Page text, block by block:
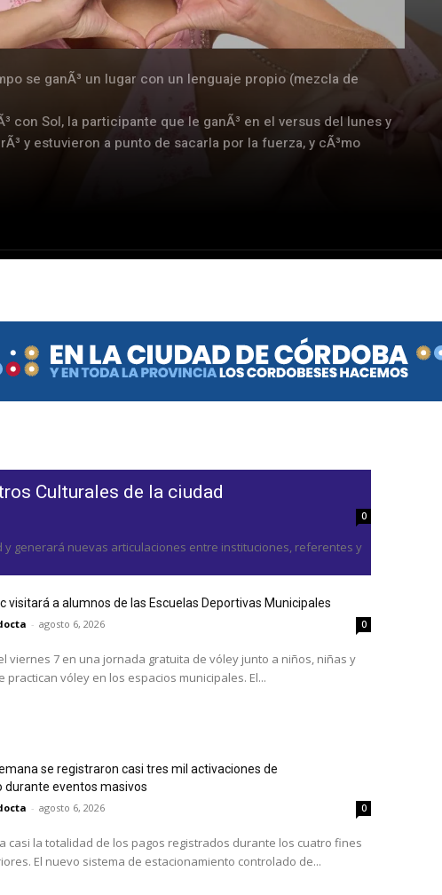
se ganÃ³ un lugar con un lenguaje propio (mezcla de
con Sol, la participante que le ganÃ³ en el versus del lunes y
y estuvieron a punto de sacarla por la fuerza, y cÃ³mo
Culturales de la ciudad
0
generará nuevas articulaciones entre instituciones, referentes y
visitará a alumnos de las Escuelas Deportivas Municipales
- agosto 6, 2026 0
viernes 7 en una jornada gratuita de vóley junto a niños, niñas y
practican vóley en los espacios municipales. El...
se registraron casi tres mil activaciones de
durante eventos masivos
- agosto 6, 2026 0
casi la totalidad de los pagos registrados durante los cuatro fines
El nuevo sistema de estacionamiento controlado de...